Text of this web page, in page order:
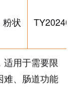
粉状
用于需要限
难、肠道功能